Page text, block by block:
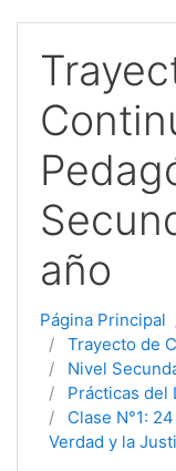
año
Página Principal
Trayecto de
Nivel
Prácticas del
Clase N°1:
Verdad y la